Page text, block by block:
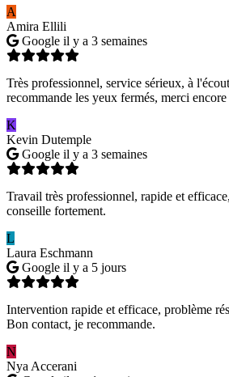
A
Amira Ellili
Google il y a 3 semaines
Très professionnel, service sérieux, à
recommande les yeux fermés, merci
K
Kevin Dutemple
Google il y a 3 semaines
Travail très professionnel, rapide et
conseille fortement.
L
Laura Eschmann
Google il y a 5 jours
Intervention rapide et efficace, problème
Bon contact, je recommande.
N
Nya Accerani